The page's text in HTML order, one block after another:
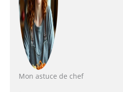
Mon astuce de chef